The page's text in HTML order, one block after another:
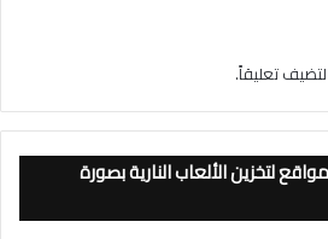
لتضيف تعليقاً.
لتخزين الألعاب النارية بصورة